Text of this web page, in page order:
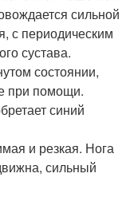
сильной
с периодическим
сустава.
состоянии,
при помощи.
синий
и резкая. Нога
сильный